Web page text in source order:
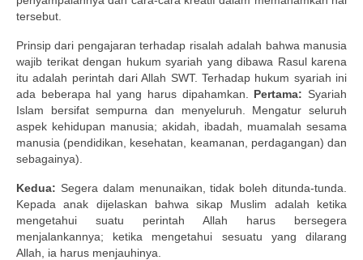
tersebut.
Prinsip dari pengajaran terhadap risalah adalah bahwa manusia
wajib terikat dengan hukum syariah yang dibawa Rasul karena
itu adalah perintah dari Allah SWT. Terhadap hukum syariah ini
ada beberapa hal yang harus dipahamkan. Pertama: Syariah
Islam bersifat sempurna dan menyeluruh. Mengatur seluruh
aspek kehidupan manusia; akidah, ibadah, muamalah sesama
manusia (pendidikan, kesehatan, keamanan, perdagangan) dan
sebagainya).
Kedua: Segera dalam menunaikan, tidak boleh ditunda-tunda.
Kepada anak dijelaskan bahwa sikap Muslim adalah ketika
mengetahui suatu perintah Allah harus bersegera
menjalankannya; ketika mengetahui sesuatu yang dilarang
Allah, ia harus menjauhinya.